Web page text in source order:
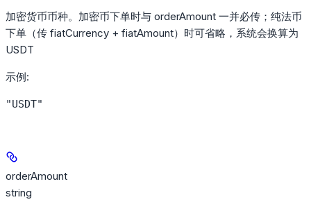
加密货币币种。加密币下单时与 orderAmount 一并必传；纯法币
下单（传 fiatCurrency + fiatAmount）时可省略，系统会换算为
USDT
示例:
"USDT"
orderAmount
string